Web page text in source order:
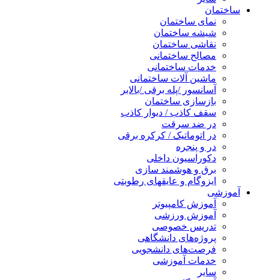
ساختمان
نمای ساختمان
شیشه ساختمان
نقاشی ساختمان
مصالح ساختمانی
خدمات ساختمانی
ماشین آلات ساختمانی
آسانسور /پله برقی /بالابر
بازسازی ساختمان
سقف کاذب / دیوار کاذب
در ضد سرقت
در اتوماتیک / کرکره برقی
در و پنجره
دکوراسیون داخلی
برق و هوشمند سازی
ایزوگام و عایقهای رطوبتی
آموزشی
آموزش کامپیوتر
آموزش ورزشی
تدریس خصوصی
پروژه‌های دانشگاهی
فرصت‌های دانشجویی
خدمات آموزشی
سایر